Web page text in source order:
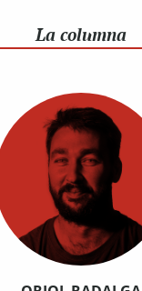
La columna